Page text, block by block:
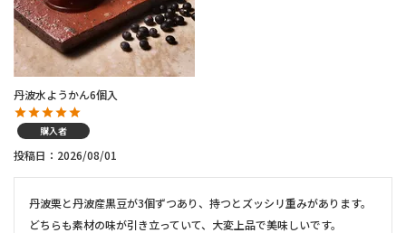
丹波水ようかん6個入
購入者
投稿日 2026/08/01
丹波栗と丹波産黒豆が3個ずつあり、持つとズッシリ重みがあります。
どちらも素材の味が引き立っていて、大変上品で美味しいです。